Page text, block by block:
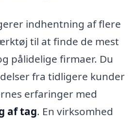
indhentning af flere
til at finde de mest
pålidelige firmaer. Du
fra tidligere kunder
erfaringer med
af tag. En virksomhed